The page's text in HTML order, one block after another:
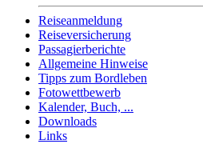
Reiseanmeldung
Reiseversicherung
Passagierberichte
Allgemeine Hinweise
Tipps zum Bordleben
Fotowettbewerb
Kalender, Buch, ...
Downloads
Links